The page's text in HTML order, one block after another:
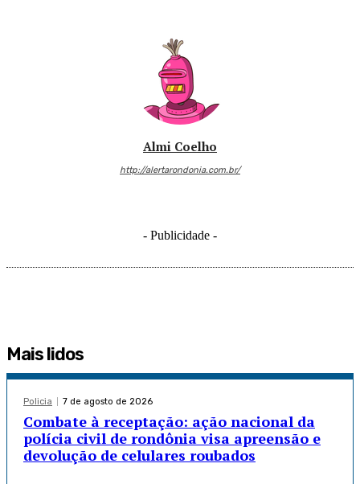
Almi Coelho
http://alertarondonia.com.br/
- Publicidade -
Mais lidos
Policia 7 de agosto de 2026
Combate à receptação: ação nacional da
polícia civil de rondônia visa apreensão e
devolução de celulares roubados